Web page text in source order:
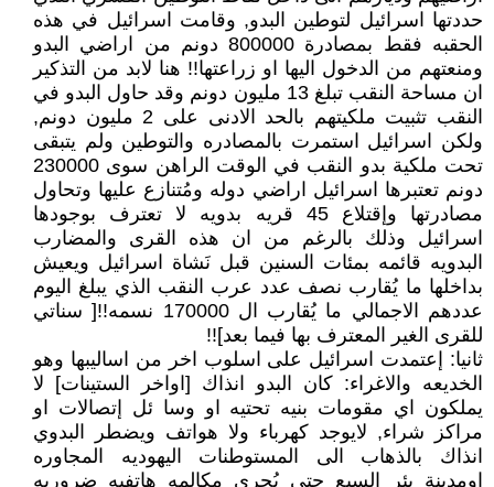
حددتها اسرائيل لتوطين البدو, وقامت اسرائيل في هذه
الحقبه فقط بمصادرة 800000 دونم من اراضي البدو
ومنعتهم من الدخول اليها او زراعتها!! هنا لابد من التذكير
ان مساحة النقب تبلغ 13 مليون دونم وقد حاول البدو في
النقب تثبيت ملكيتهم بالحد الادنى على 2 مليون دونم,
ولكن اسرائيل استمرت بالمصادره والتوطين ولم يتبقى
تحت ملكية بدو النقب في الوقت الراهن سوى 230000
دونم تعتبرها اسرائيل اراضي دوله ومُتنازع عليها وتحاول
مصادرتها وإقتلاع 45 قريه بدويه لا تعترف بوجودها
اسرائيل وذلك بالرغم من ان هذه القرى والمضارب
البدويه قائمه بمئات السنين قبل نَشاة اسرائيل ويعيش
بداخلها ما يُقارب نصف عدد عرب النقب الذي يبلغ اليوم
عددهم الاجمالي ما يُقارب ال 170000 نسمه!![ سناتي
للقرى الغير المعترف بها فيما بعد]!!
ثانيا: إعتمدت اسرائيل على اسلوب اخر من اساليبها وهو
الخديعه والاغراء: كان البدو انذاك [اواخر الستينات] لا
يملكون اي مقومات بنيه تحتيه او وسا ئل إتصالات او
مراكز شراء, لايوجد كهرباء ولا هواتف ويضطر البدوي
انذاك بالذهاب الى المستوطنات اليهوديه المجاوره
اومدينة بئر السبع حتى يُجري مكالمه هاتفيه ضروريه